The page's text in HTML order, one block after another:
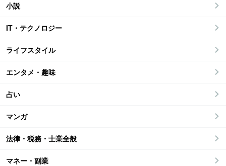
小説
IT・テクノロジー
ライフスタイル
エンタメ・趣味
占い
マンガ
法律・税務・士業全般
マネー・副業